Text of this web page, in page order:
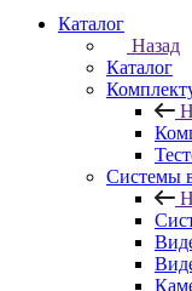
Каталог
Назад
Каталог
Системы